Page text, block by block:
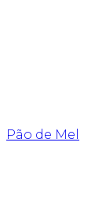
Pão de Mel